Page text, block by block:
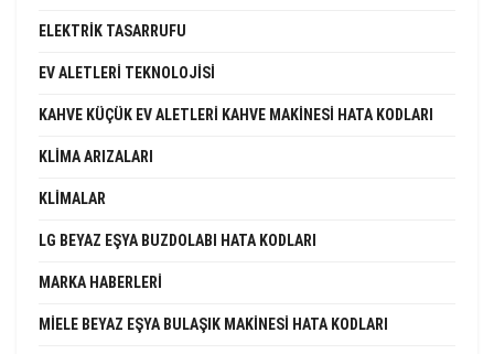
ELEKTRIK TASARRUFU
EV ALETLERI TEKNOLOJISI
KAHVE KÜÇÜK EV ALETLERI KAHVE MAKINESI HATA KODLARI
KLIMA ARIZALARI
KLIMALAR
LG BEYAZ EŞYA BUZDOLABI HATA KODLARI
MARKA HABERLERI
MIELE BEYAZ EŞYA BULAŞIK MAKINESI HATA KODLARI